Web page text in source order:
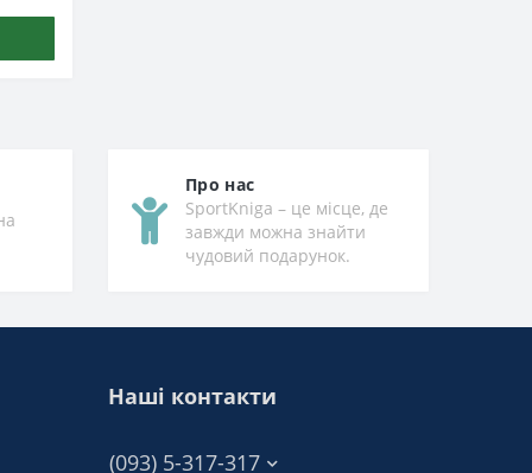
Про нас
SportKniga – це місце, де
завжди можна знайти
чудовий подарунок.
Наші контакти
(093) 5-317-317